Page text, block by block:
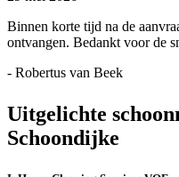
Binnen korte tijd na de
ontvangen. Bedankt voor de
- Robertus van Beek
Uitgelichte
Schoondijke